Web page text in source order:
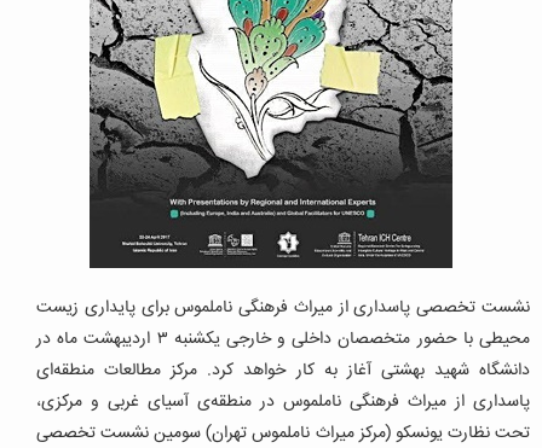
نشست تخصصی پاسداری از میراث فرهنگی ناملموس برای پایداری زیست
محیطی با حضور متخصصان داخلی و خارجی یکشنبه ۳ اردیبهشت ماه در
دانشگاه شهید بهشتی آغاز به کار خواهد کرد. مرکز مطالعات منطقه‌ای
پاسداری از میراث فرهنگی ناملموس در منطقه‌ی آسیای غربی و مرکزی،
تحت نظارت یونسکو (مرکز میراث ناملموس تهران) سومین نشست تخصصی